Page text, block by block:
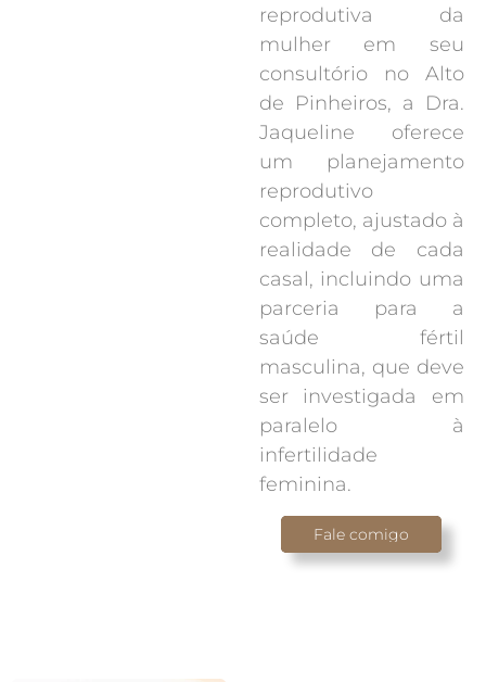
reprodutiva da
mulher em seu
consultório no Alto
de Pinheiros, a Dra.
Jaqueline oferece
um planejamento
reprodutivo
completo, ajustado à
realidade de cada
casal, incluindo uma
parceria para a
saúde fértil
masculina, que deve
ser investigada em
paralelo à
infertilidade
feminina.
Fale comigo